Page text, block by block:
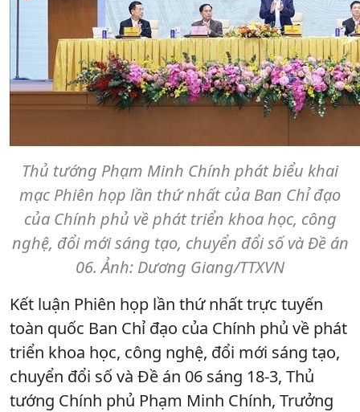
Thủ tướng Phạm Minh Chính phát biểu khai
mạc Phiên họp lần thứ nhất của Ban Chỉ đạo
của Chính phủ về phát triển khoa học, công
nghệ, đổi mới sáng tạo, chuyển đổi số và Đề án
06. Ảnh: Dương Giang/TTXVN
Kết luận Phiên họp lần thứ nhất trực tuyến
toàn quốc Ban Chỉ đạo của Chính phủ về phát
triển khoa học, công nghệ, đổi mới sáng tạo,
chuyển đổi số và Đề án 06 sáng 18-3, Thủ
tướng Chính phủ Phạm Minh Chính, Trưởng